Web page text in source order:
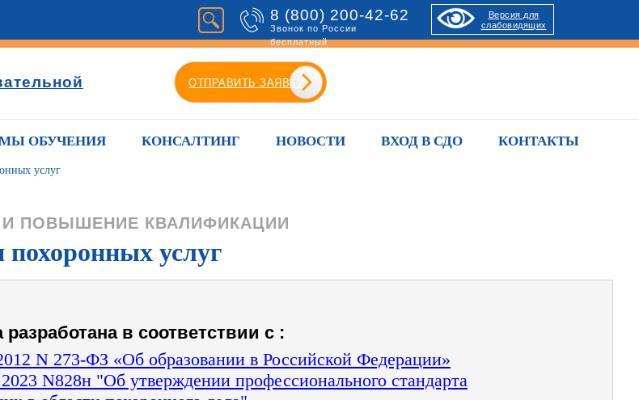
8 (800) 200-42-62
Звонок по России
бесплатный
ОТПРАВИТЬ ЗАЯВКУ
Версия для
слабовидящих
ОБУЧЕНИЯ КОНСАЛТИНГ НОВОСТИ ВХОД В СДО КОНТАКТЫ
услуг
ПОВЫШЕНИЕ КВАЛИФИКАЦИИ
похоронных услуг
в соответствии с :
N 273-ФЗ «Об образовании в Российской Федерации»
N828н "Об утверждении профессионального стандарта